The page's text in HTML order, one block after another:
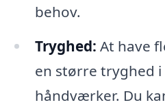
behov.
Tryghed: At have
en større tryghed i
håndværker. Du